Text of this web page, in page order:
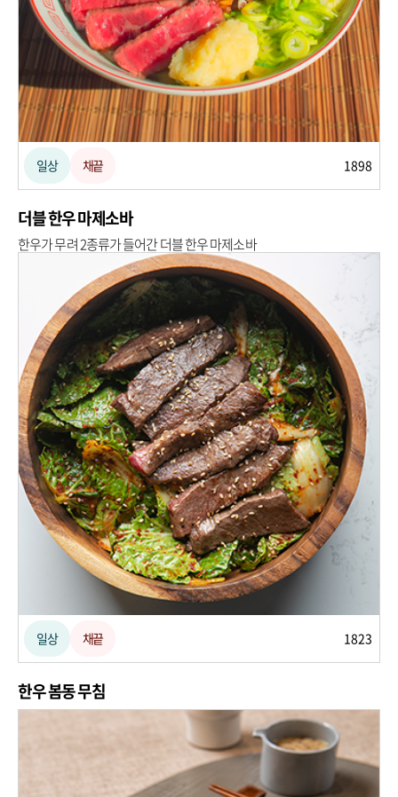
일상 채끝 1898
더블 한우 마제소바
한우가 무려 2종류가 들어간 더블 한우 마제소바
일상 채끝 1823
한우 봄동 무침